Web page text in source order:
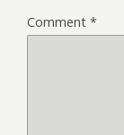
Comment *